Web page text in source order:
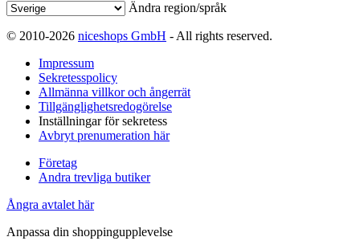
Ändra region/språk
© 2010-2026 niceshops GmbH - All rights reserved.
Impressum
Sekretesspolicy
Allmänna villkor och ångerrät
Tillgänglighetsredogörelse
Inställningar för sekretess
Avbryt prenumeration här
Företag
Andra trevliga butiker
Ångra avtalet här
Anpassa din shoppingupplevelse